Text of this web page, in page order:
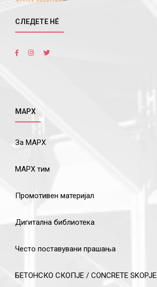
СЛЕДЕТЕ НÉ
МАРХ
За МАРХ
МАРХ тим
Промотивен материјал
Дигитална библиотека
Често поставувани прашања
БЕТОНСКО СКОПЈЕ / CONCRETE SKOPJE